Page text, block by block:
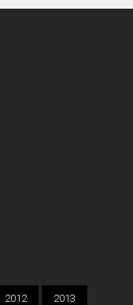
2012 2013